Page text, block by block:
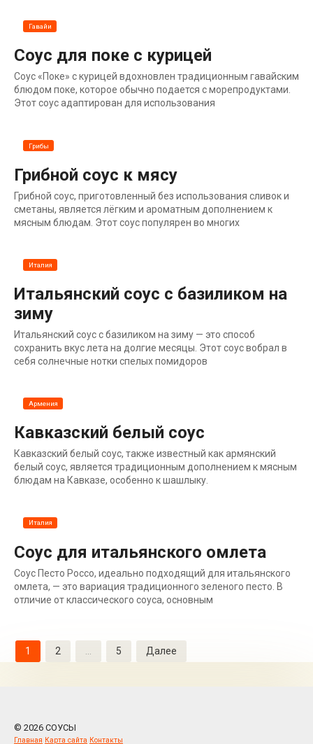
Гавайи
Соус для поке с курицей
Соус «Поке» с курицей вдохновлен традиционным гавайским
блюдом поке, которое обычно подается с морепродуктами.
Этот соус адаптирован для использования
Грибы
Грибной соус к мясу
Грибной соус, приготовленный без использования сливок и
сметаны, является лёгким и ароматным дополнением к
мясным блюдам. Этот соус популярен во многих
Италия
Итальянский соус с базиликом на
зиму
Итальянский соус с базиликом на зиму — это способ
сохранить вкус лета на долгие месяцы. Этот соус вобрал в
себя солнечные нотки спелых помидоров
Армения
Кавказский белый соус
Кавказский белый соус, также известный как армянский
белый соус, является традиционным дополнением к мясным
блюдам на Кавказе, особенно к шашлыку.
Италия
Соус для итальянского омлета
Соус Песто Россо, идеально подходящий для итальянского
омлета, — это вариация традиционного зеленого песто. В
отличие от классического соуса, основным
Пагинация
записей
1 2 5 Далее
© 2026 СОУСЫ
Главная Карта сайта Контакты